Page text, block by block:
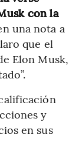
con la
una nota a
que el
Elon Musk,
y
en sus